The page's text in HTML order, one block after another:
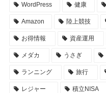
WordPress 健康
Amazon 陸上競技
お得情報 資産運用
メダカ うさぎ
ランニング 旅行
レジャー 積立NISA